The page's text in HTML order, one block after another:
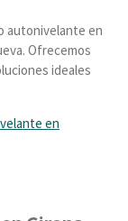
autonivelante en
Ofrecemos
ideales
en